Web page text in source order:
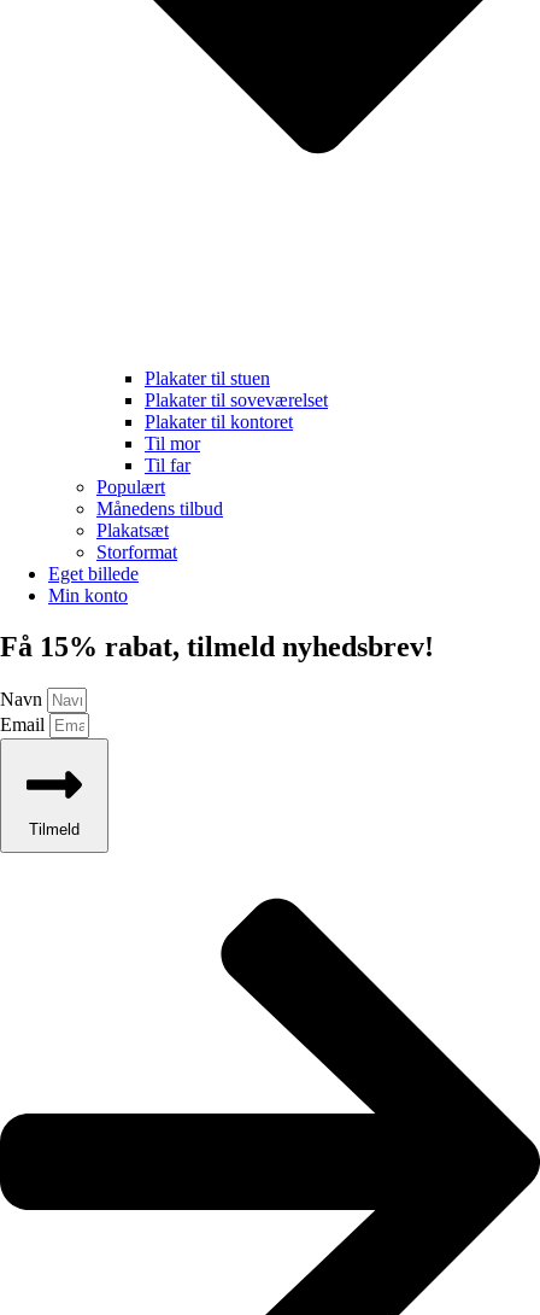
Plakater til stuen
Plakater til soveværelset
Plakater til kontoret
Til mor
Til far
Populært
Månedens tilbud
Plakatsæt
Storformat
Eget billede
Min konto
Få 15% rabat, tilmeld nyhedsbrev!
Navn
Email
Tilmeld